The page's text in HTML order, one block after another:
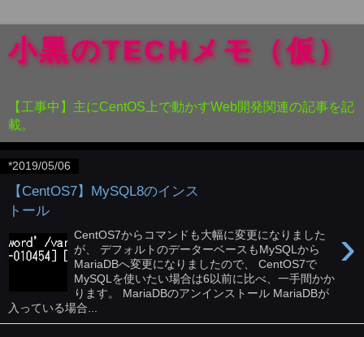
小黒のTECHメモ（仮）
【工事中】主にCentOS上で動かすWeb開発関連の記事を記
載。
*2019/05/06
【CentOS7】MySQL8のインス
トール
›
CentOS7からコマンドも大幅に変更になりました
が、 デフォルトのデーターベースもMySQLから
MariaDBへ変更になりましたので、 CentOS7で
MySQLを使いたい場合は6以前に比べ、一手間かか
ります。 MariaDBのアンインストール MariaDBが
入っている場合...